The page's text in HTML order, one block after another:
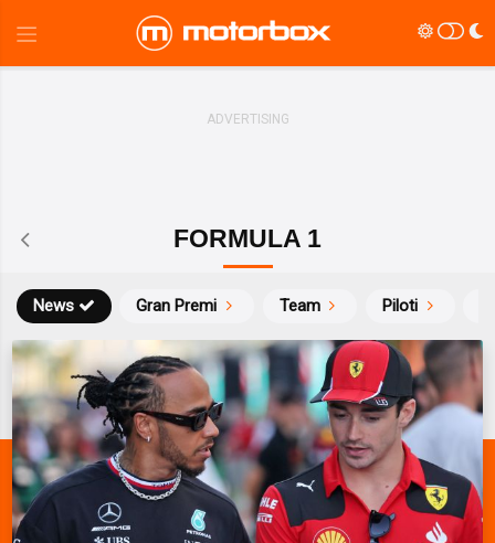
FORMULA 1
News Gran Premi Team Piloti